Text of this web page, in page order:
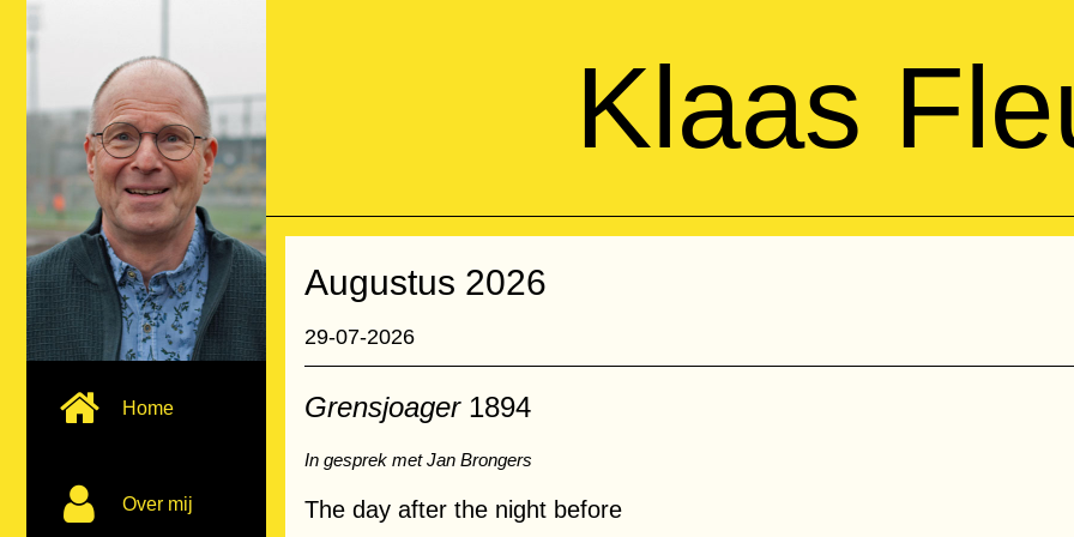
Home
Over mij
Klaas
Augustus 2026
29-07-2026
Grensjoager 1894
In gesprek met Jan Brongers
The day after the night before